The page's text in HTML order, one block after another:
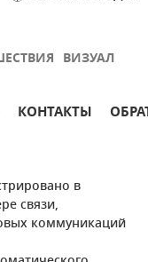
ВИЗУАЛ
КОНТАКТЫ
в
связи,
коммуникаций